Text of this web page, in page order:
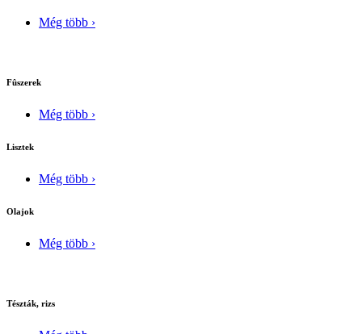
Még több ›
Fûszerek
Még több ›
Lisztek
Még több ›
Olajok
Még több ›
Tészták, rizs